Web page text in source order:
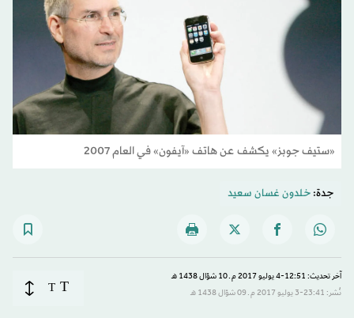
«ستيف جوبز» يكشف عن هاتف «آيفون» في العام 2007
جدة:خلدون غسان سعيد
آخر تحديث: 12:51-4 يوليو 2017 م ـ 10 شوّال 1438 هـ
نُشر: 23:41-3 يوليو 2017 م ـ 09 شوّال 1438 هـ
T
T